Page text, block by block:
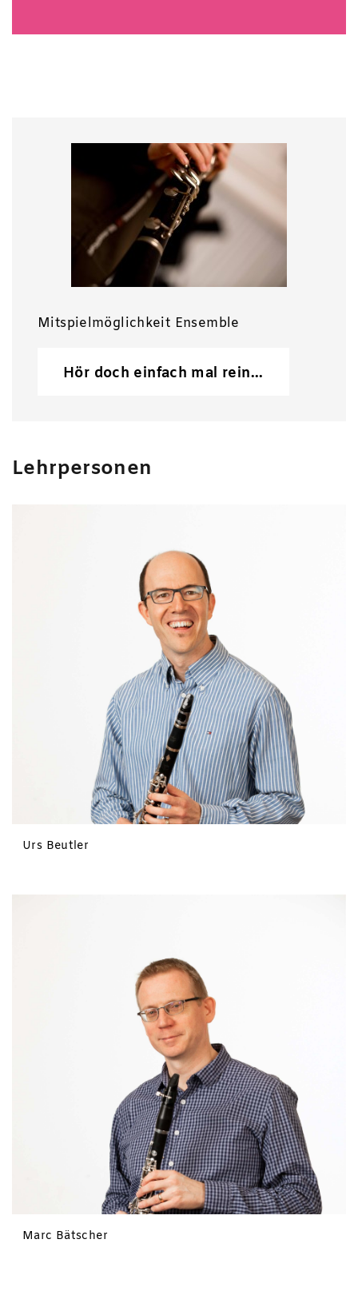
Mitspielmöglichkeit Ensemble
Hör doch einfach mal rein...
Lehrpersonen
Urs Beutler
Marc Bätscher